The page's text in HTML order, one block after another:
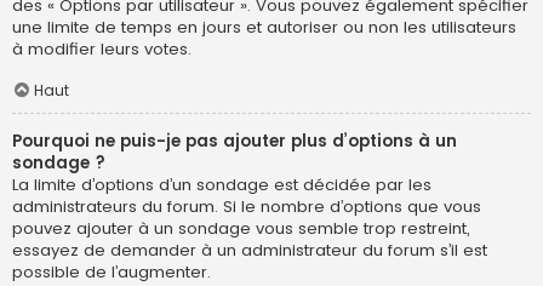
des « Options par utilisateur ». Vous pouvez également spécifier
une limite de temps en jours et autoriser ou non les utilisateurs
à modifier leurs votes.
Haut
Pourquoi ne puis-je pas ajouter plus d’options à un
sondage ?
La limite d’options d’un sondage est décidée par les
administrateurs du forum. Si le nombre d’options que vous
pouvez ajouter à un sondage vous semble trop restreint,
essayez de demander à un administrateur du forum s’il est
possible de l’augmenter.